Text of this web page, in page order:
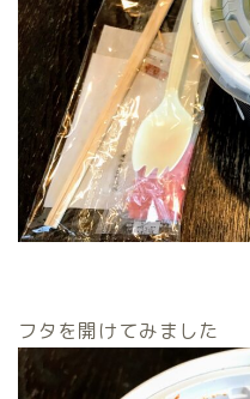
フタを開けてみました